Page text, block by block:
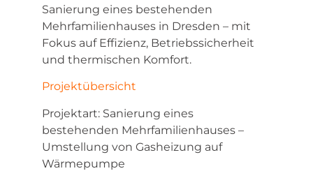
Sanierung eines bestehenden
Mehrfamilienhauses in Dresden – mit
Fokus auf Effizienz, Betriebssicherheit
und thermischen Komfort.
Projektübersicht
Projektart: Sanierung eines
bestehenden Mehrfamilienhauses –
Umstellung von Gasheizung auf
Wärmepumpe